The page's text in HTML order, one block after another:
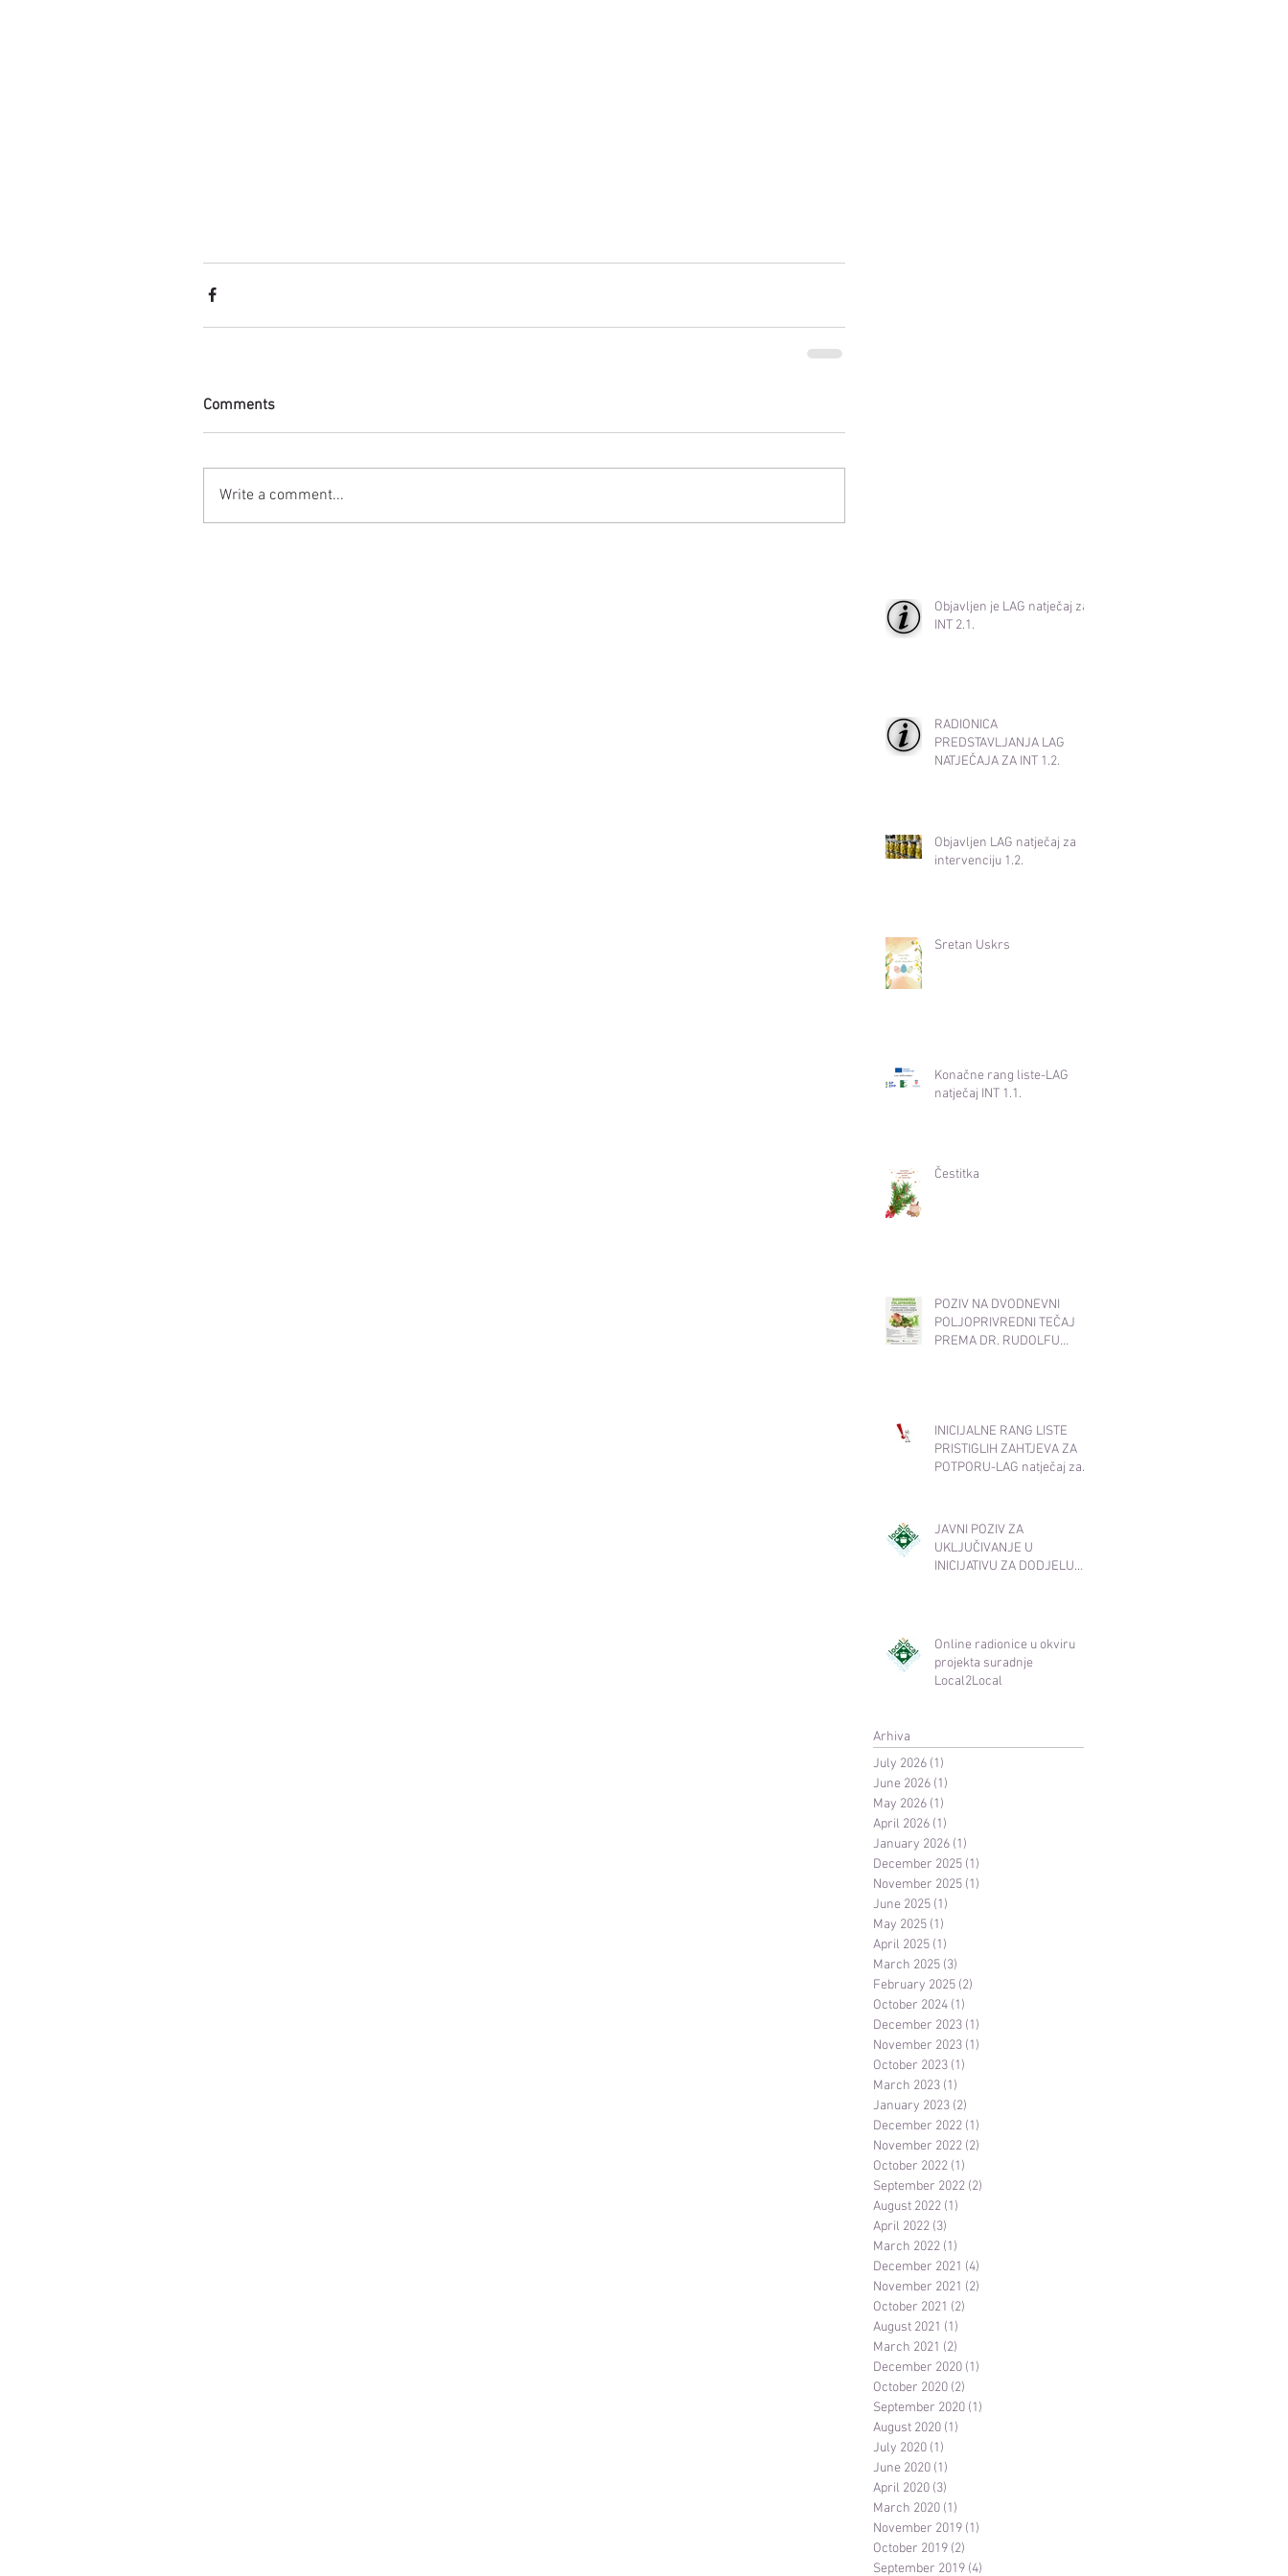
Comments
Write a comment...
Objavljen je LAG natječaj za
INT 2.1.
RADIONICA
PREDSTAVLJANJA LAG
NATJEČAJA ZA INT 1.2.
Objavljen LAG natječaj za
intervenciju 1.2.
Sretan Uskrs
Konačne rang liste-LAG
natječaj INT 1.1.
Čestitka
POZIV NA DVODNEVNI
POLJOPRIVREDNI TEČAJ
PREMA DR. RUDOLFU
INICIJALNE RANG LISTE
PRISTIGLIH ZAHTJEVA ZA
POTPORU-LAG natječaj za
poljoprivredne proizvodnje i
djelatnosti​
JAVNI POZIV ZA
UKLJUČIVANJE U
INICIJATIVU ZA DODJELU
Online radionice u okviru
projekta suradnje
Local2Local
Arhiva
July 2026 (1)
June 2026 (1)
May 2026 (1)
April 2026 (1)
January 2026 (1)
December 2025 (1)
November 2025 (1)
June 2025 (1)
May 2025 (1)
April 2025 (1)
March 2025 (3)
February 2025 (2)
October 2024 (1)
December 2023 (1)
November 2023 (1)
October 2023 (1)
March 2023 (1)
January 2023 (2)
December 2022 (1)
November 2022 (2)
October 2022 (1)
September 2022 (2)
August 2022 (1)
April 2022 (3)
March 2022 (1)
December 2021 (4)
November 2021 (2)
October 2021 (2)
August 2021 (1)
March 2021 (2)
December 2020 (1)
October 2020 (2)
September 2020 (1)
August 2020 (1)
July 2020 (1)
June 2020 (1)
April 2020 (3)
March 2020 (1)
November 2019 (1)
October 2019 (2)
September 2019 (4)